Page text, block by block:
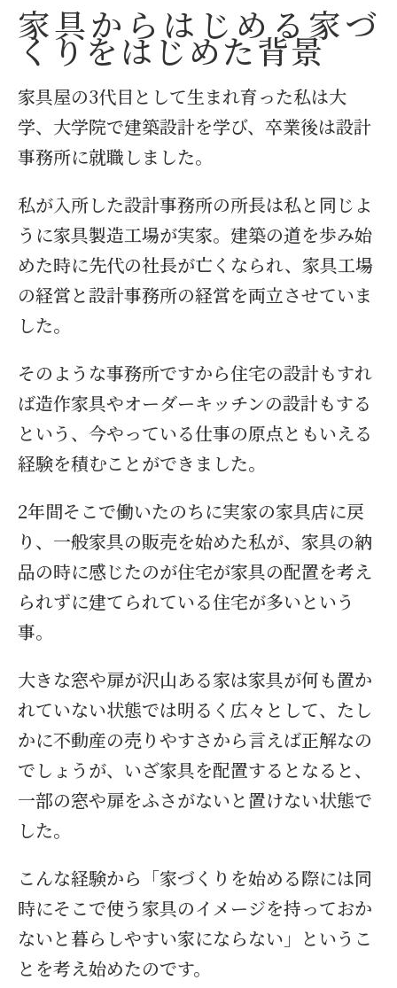
家具からはじめる家づ
くりをはじめた背景
家具屋の3代目として生まれ育った私は大
学、大学院で建築設計を学び、卒業後は設計
事務所に就職しました。
私が入所した設計事務所の所長は私と同じよ
うに家具製造工場が実家。建築の道を歩み始
めた時に先代の社長が亡くなられ、家具工場
の経営と設計事務所の経営を両立させていま
した。
そのような事務所ですから住宅の設計もすれ
ば造作家具やオーダーキッチンの設計もする
という、今やっている仕事の原点ともいえる
経験を積むことができました。
2年間そこで働いたのちに実家の家具店に戻
り、一般家具の販売を始めた私が、家具の納
品の時に感じたのが住宅が家具の配置を考え
られずに建てられている住宅が多いという
事。
大きな窓や扉が沢山ある家は家具が何も置か
れていない状態では明るく広々として、たし
かに不動産の売りやすさから言えば正解なの
でしょうが、いざ家具を配置するとなると、
一部の窓や扉をふさがないと置けない状態で
した。
こんな経験から「家づくりを始める際には同
時にそこで使う家具のイメージを持っておか
ないと暮らしやすい家にならない」というこ
とを考え始めたのです。